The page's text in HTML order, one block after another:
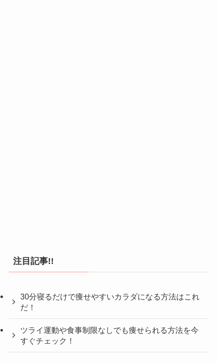
注目記事!!
30分寝るだけで痩せやすいカラダになる方法はこれ
だ！
ツライ運動や食事制限なしでも痩せられる方法を今
すぐチェック！